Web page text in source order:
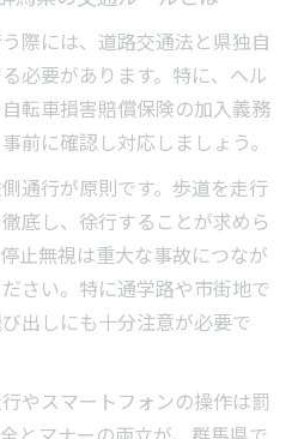
際には、道路交通法と県独自
必要があります。特に、ヘル
転車損害賠償保険の加入義務
前に確認し対応しましょう。
通行が原則です。歩道を走行
底し、徐行することが求めら
止無視は重大な事故につなが
さい。特に通学路や市街地で
出しにも十分注意が必要で
やスマートフォンの操作は罰